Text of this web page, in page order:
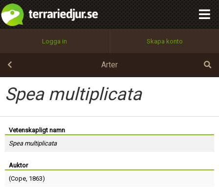
Logga in Skapa konto
Arter
Spea multiplicata
Vetenskapligt namn
Spea multiplicata
Auktor
(Cope, 1863)
Utför
100%
OK
integritetspolicy
Namn:
Epost:
Användarnamn:
Lösenord:
Begär nytt lösenord
Tillbaka till förstasidan